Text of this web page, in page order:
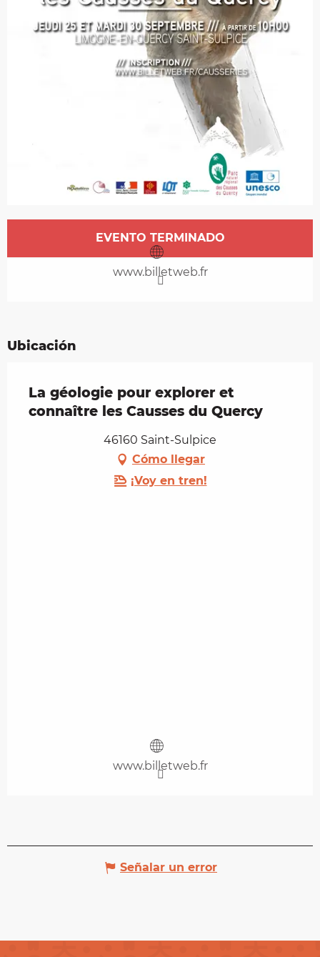
Horarios y datos de contacto
EVENTO TERMINADO
www.billetweb.fr
Ubicación
La géologie pour explorer et
connaître les Causses du Quercy
46160 Saint-Sulpice
Cómo llegar
¡Voy en tren!
www.billetweb.fr
Señalar un error